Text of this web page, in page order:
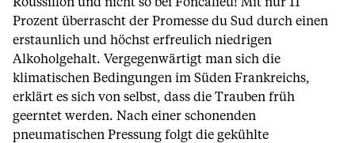
Prozent überrascht der Promesse du Sud durch einen
erstaunlich und höchst erfreulich niedrigen
Alkoholgehalt. Vergegenwärtigt man sich die
klimatischen Bedingungen im Süden Frankreichs,
erklärt es sich von selbst, dass die Trauben früh
geerntet werden. Nach einer schonenden
pneumatischen Pressung folgt die gekühlte